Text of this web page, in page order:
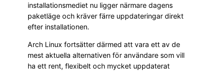
installationsmediet nu ligger närmare dagens
paketläge och kräver färre uppdateringar direkt
efter installationen.
Arch Linux fortsätter därmed att vara ett av de
mest aktuella alternativen för användare som vill
ha ett rent, flexibelt och mycket uppdaterat